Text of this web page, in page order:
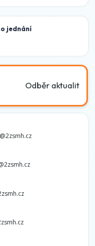
jednání
Odběr aktualit